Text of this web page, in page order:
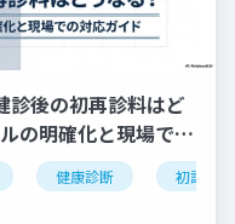
外来機能分化 かかりつけ
診後の初再診料はど
の明確化と現場での
健康診断 初診料